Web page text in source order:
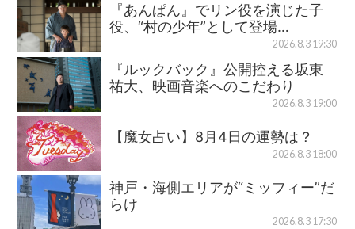
『あんぱん』でリン役を演じた子
役、“村の少年”として登場…
2026.8.3 19:30
『ルックバック』公開控える坂東
祐大、映画音楽へのこだわり
2026.8.3 19:00
【魔女占い】8月4日の運勢は？
2026.8.3 18:00
神戸・海側エリアが“ミッフィー”だ
らけ
2026.8.3 17:30